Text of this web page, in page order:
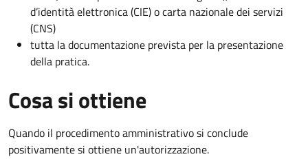
d’identità elettronica (CIE) o carta nazionale dei servizi
(CNS)
tutta la documentazione prevista per la presentazione
della pratica.
Cosa si ottiene
Quando il procedimento amministrativo si conclude
positivamente si ottiene un'autorizzazione.